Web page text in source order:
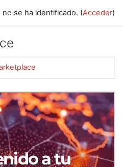
no se ha identificado. (Acceder)